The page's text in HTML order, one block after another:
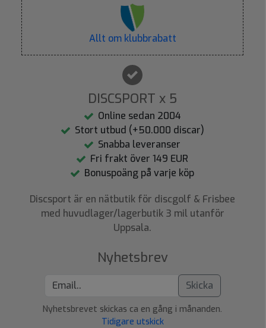
Allt om klubbrabatt
DISCSPORT x 5
Online sedan 2004
Stort utbud (+50.000 discar)
Snabba leveranser
Fri frakt över 149 EUR
Bonuspoäng på varje köp
Discsport är en nätbutik för discgolf & Frisbee
med huvudlager/lagerbutik 3 mil utanför
Uppsala.
Nyhetsbrev
Skicka
Nyhetsbrevet skickas ca en gång i månanden.
Tidigare utskick